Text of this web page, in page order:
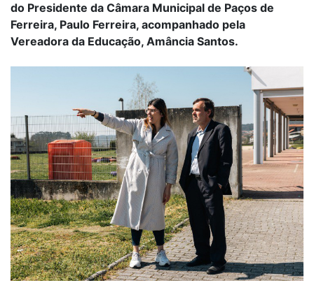
do Presidente da Câmara Municipal de Paços de
Ferreira, Paulo Ferreira, acompanhado pela
Vereadora da Educação, Amância Santos.